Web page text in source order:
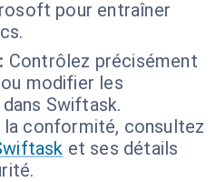
pour entraîner
Contrôlez précisément
modifier les
Swiftask.
la conformité, consultez
et ses détails